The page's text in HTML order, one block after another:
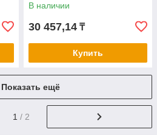
В наличии
30 457,14 ₸
Купить
Показать ещё
1 / 2